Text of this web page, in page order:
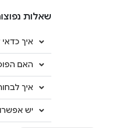
שאלות
איך
האם
איך
יש